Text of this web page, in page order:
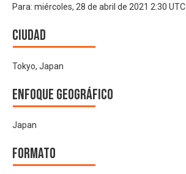
Para: miércoles, 28 de abril de 2021 2:30 UTC
Ciudad
Tokyo, Japan
Enfoque geográfico
Japan
Formato